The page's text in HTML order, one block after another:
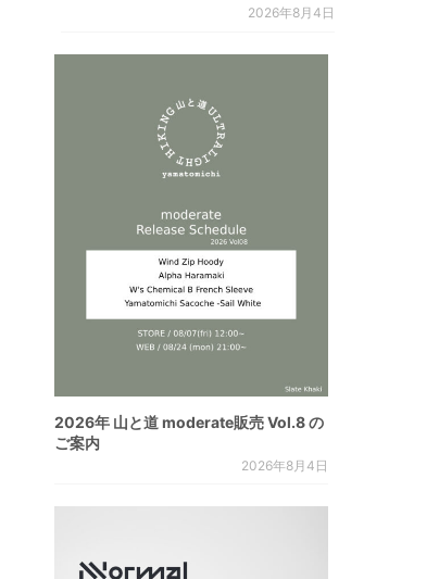
2026年8月4日
2026年 山と道 moderate販売 Vol.8 の
ご案内
2026年8月4日